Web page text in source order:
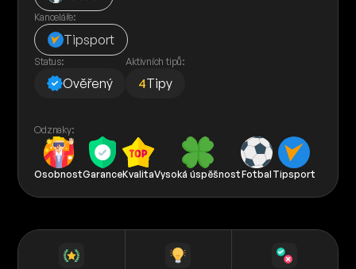
Kanceláře:
Tipsport
Status:
Ověřený
Aktivních tipů:
4Tipy
Odznaky:
OsobnostGaranceKvalitaVysoká úspěšnostFotbal Tipsport